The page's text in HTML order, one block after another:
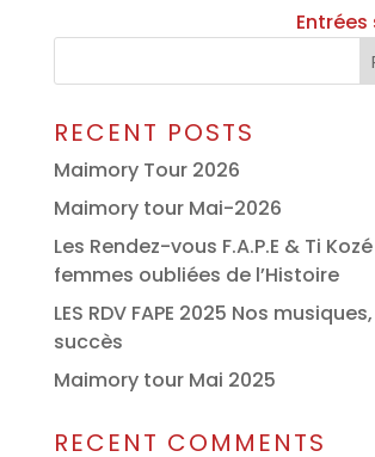
RECENT POSTS
Maimory Tour 2026
Maimory tour Mai-2026
Les Rendez-vous F.A.P.E & Ti
femmes oubliées de l’Histoire
LES RDV FAPE 2025 Nos
succès
Maimory tour Mai 2025
RECENT COMMENTS